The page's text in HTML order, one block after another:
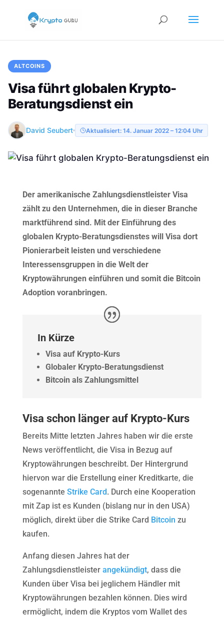
ALTCOINS
Visa führt globalen Krypto-
Beratungsdienst ein
David Seubert Aktualisiert: 14. Januar 2022 – 12:04 Uhr
Der amerikanische Zahlungsdienstleister Visa
zählt zu den Unternehmen, die in dieser Branche
marktführend sind. Mit der Einführung des
globalen Krypto-Beratungsdienstes will Visa dort
Pionierarbeit leisten und verschiedene
Interessensgruppen in die Welt der
Kryptowährungen einführen und somit die Bitcoin
Adoption voranbringen.
In Kürze
Visa auf Krypto-Kurs
Globaler Krypto-Beratungsdienst
Bitcoin als Zahlungsmittel
Visa schon länger auf Krypto-Kurs
Bereits Mitte letzten Jahres haben wir die erste
News veröffentlicht, die Visa in Bezug auf
Kryptowährungen beschreibt. Der Hintergrund
hiervon war die Erstellung einer Kreditkarte, die
sogenannte Strike Card. Durch eine Kooperation
mit Zap ist es Kunden (bislang nur in den USA)
möglich, direkt über die Strike Card Bitcoin zu
kaufen.
Anfang diesen Jahres hat der
Zahlungsdienstleister angekündigt, dass die
Kunden über Visa bei jeglichem Händler mit
Kryptowährungen bezahlen können. Dies wird
ermöglicht, indem die Kryptos vom Wallet des